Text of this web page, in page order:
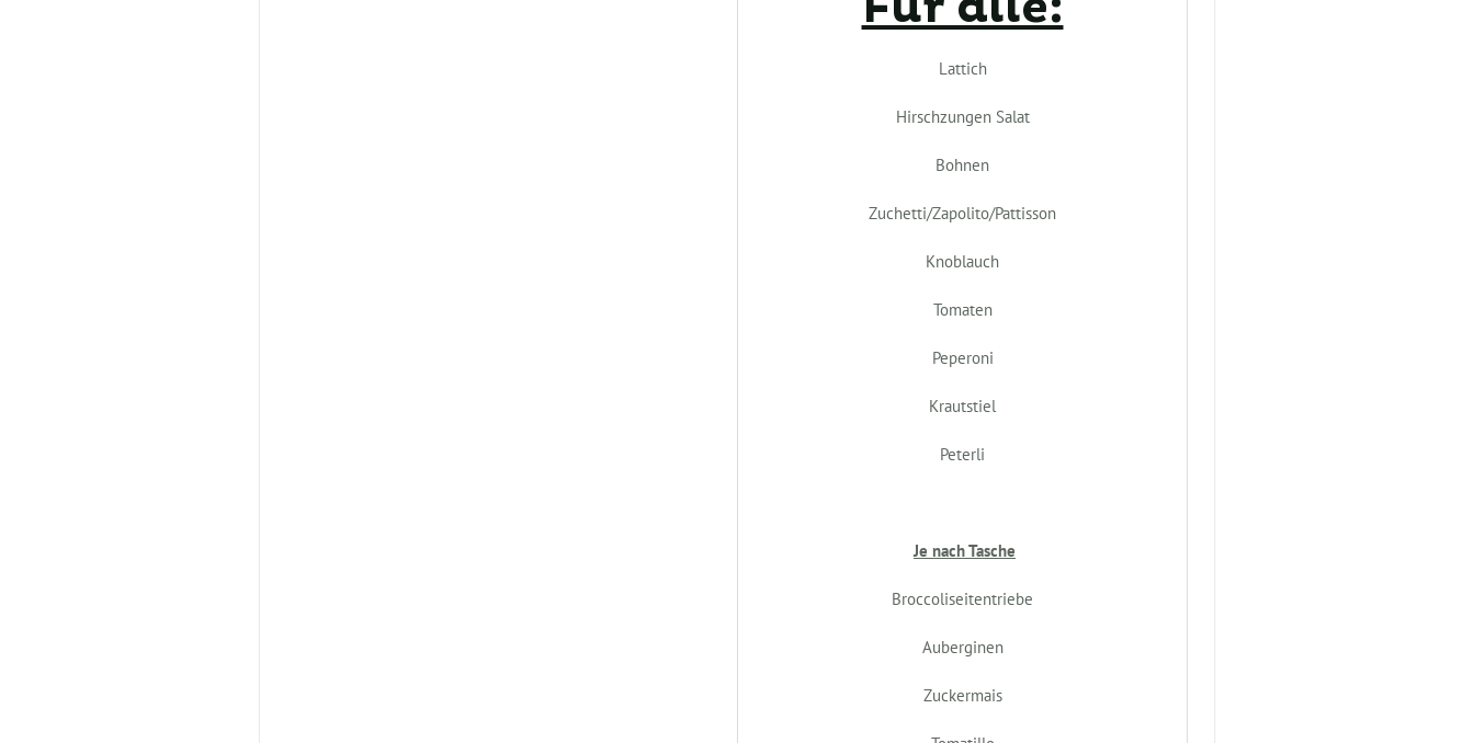
Lattich
Hirschzungen Salat
Bohnen
Zuchetti/Zapolito/Pattisson
Knoblauch
Tomaten
Peperoni
Krautstiel
Peterli
Je nach Tasche
Broccoliseitentriebe
Auberginen
Zuckermais